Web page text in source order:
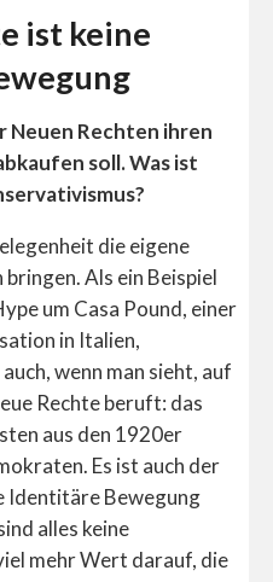
ist keine
Neuen Rechten ihren
soll. Was ist
die eigene
Als ein Beispiel
um Casa Pound, einer
in Italien,
wenn man sieht, auf
Rechte beruft: das
aus den 1920er
Es ist auch der
Identitäre Bewegung
alles keine
mehr Wert darauf, die